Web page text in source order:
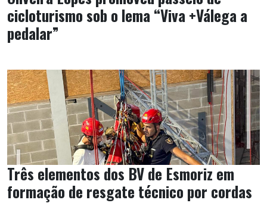
cicloturismo sob o lema “Viva +Válega a
pedalar”
Três elementos dos BV de Esmoriz em
formação de resgate técnico por cordas